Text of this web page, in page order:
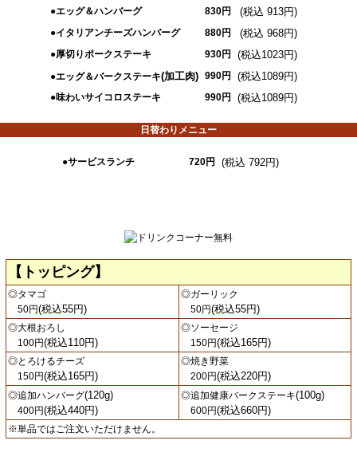
●エッグ＆ハンバーグ 830円 (税込 913円)
●イタリアンチーズハンバーグ 880円 (税込 968円)
●厚切りポークステーキ 930円 (税込1023円)
●エッグ＆バークステーキ(加工肉) 990円 (税込1089円)
●味わいサイコロステーキ 990円 (税込1089円)
日替わりメニュー
●サービスランチ 720円 (税込 792円)
【トッピング】
◎タマゴ
50円(税込55円)
◎ガーリック
50円(税込55円)
◎大根おろし
100円(税込110円)
◎ソーセージ
150円(税込165円)
◎とろけるチーズ
150円(税込165円)
◎焼き野菜
200円(税込220円)
◎追加ハンバーグ(120g)
400円(税込440円)
◎追加健康バークステーキ(100g)
600円(税込660円)
※単品ではご注文いただけません。